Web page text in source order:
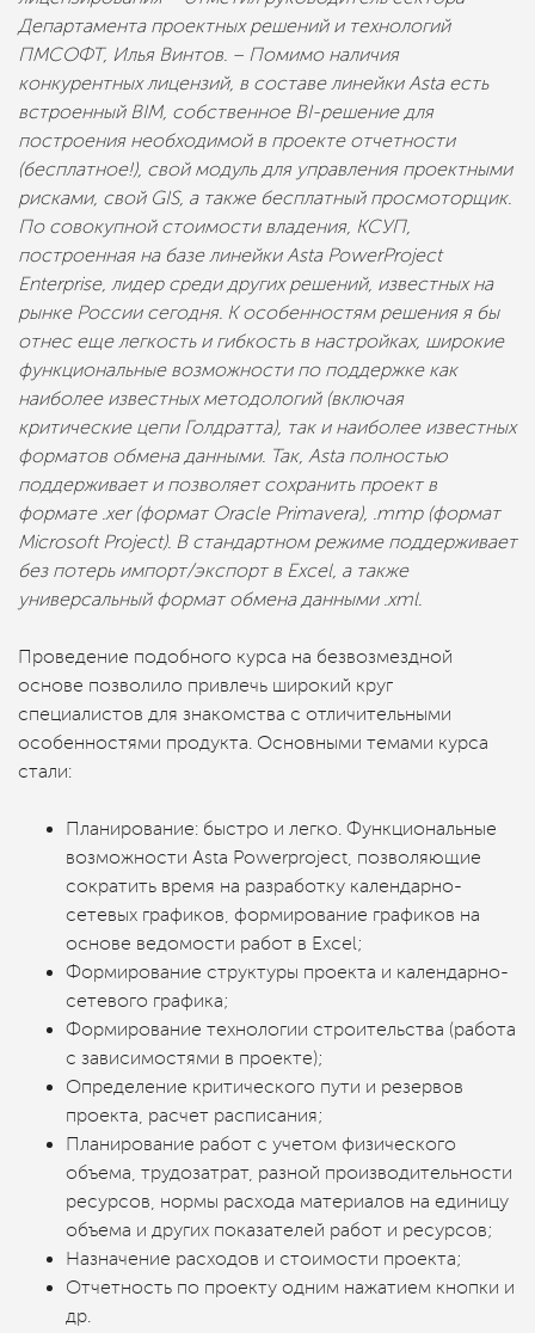
Департамента проектных решений и технологий
ПМСОФТ, Илья Винтов. – Помимо наличия
конкурентных лицензий, в составе линейки Asta есть
встроенный BIM, собственное BI-решение для
построения необходимой в проекте отчетности
(бесплатное!), свой модуль для управления проектными
рисками, свой GIS, а также бесплатный просмоторщик.
По совокупной стоимости владения, КСУП,
построенная на базе линейки Asta PowerProject
Enterprise, лидер среди других решений, известных на
рынке России сегодня. К особенностям решения я бы
отнес еще легкость и гибкость в настройках, широкие
функциональные возможности по поддержке как
наиболее известных методологий (включая
критические цепи Голдратта), так и наиболее известных
форматов обмена данными. Так, Asta полностью
поддерживает и позволяет сохранить проект в
формате .xer (формат Oracle Primavera), .mmp (формат
Microsoft Project). В стандартном режиме поддерживает
без потерь импорт/экспорт в Excel, а также
универсальный формат обмена данными .xml.
Проведение подобного курса на безвозмездной
основе позволило привлечь широкий круг
специалистов для знакомства с отличительными
особенностями продукта. Основными темами курса
стали:
Планирование: быстро и легко. Функциональные
возможности Asta Powerproject, позволяющие
сократить время на разработку календарно-
сетевых графиков, формирование графиков на
основе ведомости работ в Excel;
Формирование структуры проекта и календарно-
сетевого графика;
Формирование технологии строительства (работа
с зависимостями в проекте);
Определение критического пути и резервов
проекта, расчет расписания;
Планирование работ с учетом физического
объема, трудозатрат, разной производительности
ресурсов, нормы расхода материалов на единицу
объема и других показателей работ и ресурсов;
Назначение расходов и стоимости проекта;
Отчетность по проекту одним нажатием кнопки и
др.